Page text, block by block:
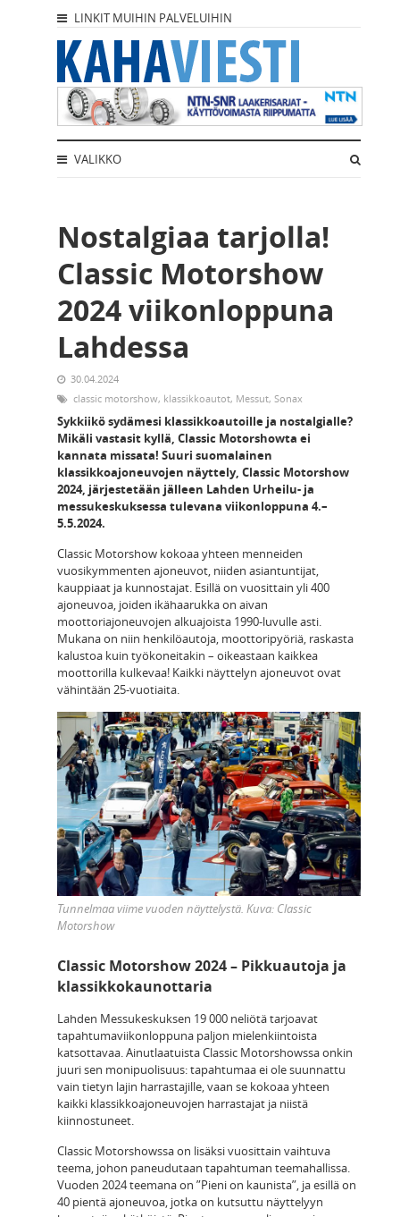
LINKIT MUIHIN PALVELUIHIN
VALIKKO
Nostalgiaa tarjolla!
Classic Motorshow
2024 viikonloppuna
Lahdessa
30.04.2024
classic motorshow, klassikkoautot, Messut, Sonax
Sykkiikö sydämesi klassikkoautoille ja nostalgialle?
Mikäli vastasit kyllä, Classic Motorshowta ei
kannata missata! Suuri suomalainen
klassikkoajoneuvojen näyttely, Classic Motorshow
2024, järjestetään jälleen Lahden Urheilu- ja
messukeskuksessa tulevana viikonloppuna 4.–
5.5.2024.
Classic Motorshow kokoaa yhteen menneiden
vuosikymmenten ajoneuvot, niiden asiantuntijat,
kauppiaat ja kunnostajat. Esillä on vuosittain yli 400
ajoneuvoa, joiden ikähaarukka on aivan
moottoriajoneuvojen alkuajoista 1990-luvulle asti.
Mukana on niin henkilöautoja, moottoripyöriä, raskasta
kalustoa kuin työkoneitakin – oikeastaan kaikkea
moottorilla kulkevaa! Kaikki näyttelyn ajoneuvot ovat
vähintään 25-vuotiaita.
Tunnelmaa viime vuoden näyttelystä. Kuva: Classic
Motorshow
Classic Motorshow 2024 – Pikkuautoja ja
klassikkokaunottaria
Lahden Messukeskuksen 19 000 neliötä tarjoavat
tapahtumaviikonloppuna paljon mielenkiintoista
katsottavaa. Ainutlaatuista Classic Motorshowssa onkin
juuri sen monipuolisuus: tapahtumaa ei ole suunnattu
vain tietyn lajin harrastajille, vaan se kokoaa yhteen
kaikki klassikkoajoneuvojen harrastajat ja niistä
kiinnostuneet.
Classic Motorshowssa on lisäksi vuosittain vaihtuva
teema, johon paneudutaan tapahtuman teemahallissa.
Vuoden 2024 teemana on ”Pieni on kaunista”, ja esillä on
40 pientä ajoneuvoa, jotka on kutsuttu näyttelyyn